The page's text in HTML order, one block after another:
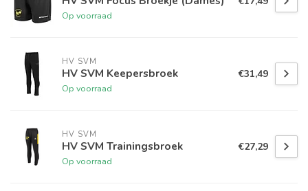
Op voorraad
HV SVM
HV SVM Keepersbroek
Op voorraad
€31,49
HV SVM
HV SVM Trainingsbroek
Op voorraad
€27,29